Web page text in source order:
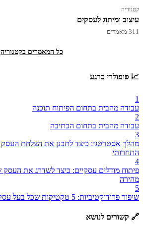
קטגוריה
עיצוב ומיתוג לעסקים
311 מאמרים
כל המאמרים בקטגוריה
📈 פופולרי כרגע
1
עבודה מהבית בתחום הפיתוח תוכנה
2
עבודה מהבית בתחום הכתיבה
3
מהלך אסטרטגי: כיצד לתכנן את הצלחת העסק
התחרותי
4
פיתוח מודלים עסקיים: כיצד לשדרג את העסק
מהירה
5
שיפור פרודוקטיביות: 5 טקטיקות שכל בעל עסק קטן ובינוני חייב להכיר!
🔗 קשורים לנושא